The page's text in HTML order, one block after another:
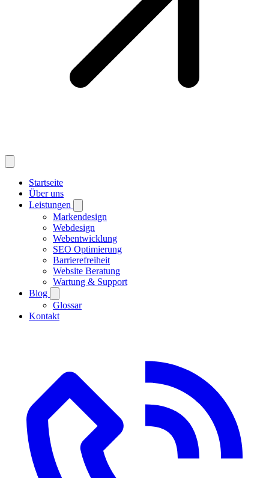
Startseite
Über uns
Leistungen
Markendesign
Webdesign
Webentwicklung
SEO Optimierung
Barrierefreiheit
Website Beratung
Wartung & Support
Blog
Glossar
Kontakt